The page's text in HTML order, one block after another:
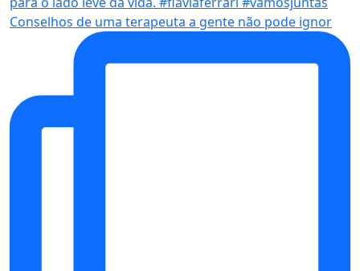
Conselhos de uma terapeuta a gente não pode ignor